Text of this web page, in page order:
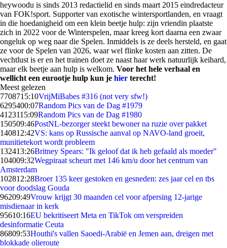
heywoodu is sinds 2013 redactielid en sinds maart 2015 eindredacteur
van FOK!sport. Supporter van exotische wintersportlanden, en vraagt
in die hoedanigheid om een klein beetje hulp: zijn vriendin plaatste
zich in 2022 voor de Winterspelen, maar kreeg kort daarna een zwaar
ongeluk op weg naar die Spelen. Inmiddels is ze deels hersteld, en gaat
ze voor de Spelen van 2026, waar wel flinke kosten aan zitten. De
vechtlust is er en het trainen doet ze naast haar werk natuurlijk keihard,
maar elk beetje aan hulp is welkom. Voor het hele verhaal en
wellicht een eurootje hulp kun je hier terecht!
Meest gelezen
7708715:10VrijMiBabes #316 (not very sfw!)
6295400:07Random Pics van de Dag #1979
4123115:09Random Pics van de Dag #1980
150509:46PostNL-bezorger steekt bewoner na ruzie over pakket
140812:42VS: kans op Russische aanval op NAVO-land groeit,
munitietekort wordt probleem
132413:26Britney Spears: "Ik geloof dat ik heb gefaald als moeder"
104009:32Wegpiraat scheurt met 146 km/u door het centrum van
Amsterdam
102812:28Broer 135 keer gestoken en gesneden: zes jaar cel en tbs
voor doodslag Gouda
96209:49Vrouw krijgt 30 maanden cel voor afpersing 12-jarige
misdienaar in kerk
95610:16EU bekritiseert Meta en TikTok om verspreiden
desinformatie Ceuta
86809:53Houthi's vallen Saoedi-Arabië en Jemen aan, dreigen met
blokkade olieroute